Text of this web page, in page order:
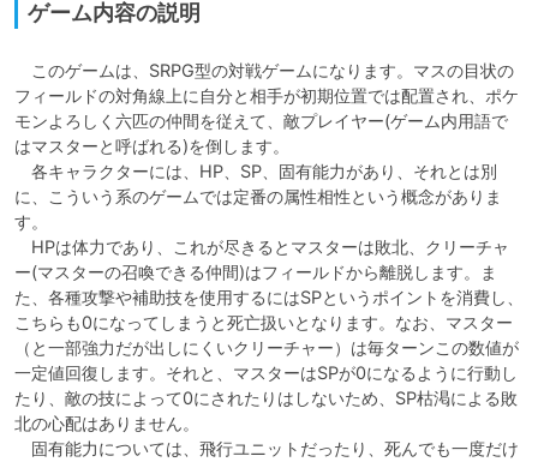
ゲーム内容の説明
このゲームは、SRPG型の対戦ゲームになります。マスの目状の
フィールドの対角線上に自分と相手が初期位置では配置され、ポケ
モンよろしく六匹の仲間を従えて、敵プレイヤー(ゲーム内用語で
はマスターと呼ばれる)を倒します。
各キャラクターには、HP、SP、固有能力があり、それとは別
に、こういう系のゲームでは定番の属性相性という概念がありま
す。
HPは体力であり、これが尽きるとマスターは敗北、クリーチャ
ー(マスターの召喚できる仲間)はフィールドから離脱します。ま
た、各種攻撃や補助技を使用するにはSPというポイントを消費し、
こちらも0になってしまうと死亡扱いとなります。なお、マスター
（と一部強力だが出しにくいクリーチャー）は毎ターンこの数値が
一定値回復します。それと、マスターはSPが0になるように行動し
たり、敵の技によって0にされたりはしないため、SP枯渇による敗
北の心配はありません。
固有能力については、飛行ユニットだったり、死んでも一度だけ